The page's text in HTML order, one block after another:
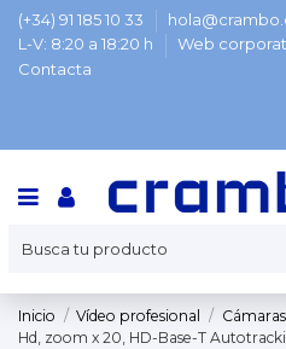
(+34) 91 185 10 33
L-V: 8:20 a 18:20 h
Web
Contacta
Inicio Vídeo profesional
Hd, zoom x 20, HD-Base-T